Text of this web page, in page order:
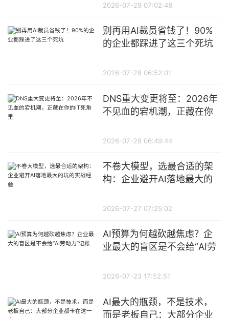
2026-07-29 07:02:48
别再用AI裁员省钱了！90%
的企业都踩进了这三个死坑
2026-07-28 06:52:01
DNS重大变更将至：2026年
不见血的宕机潮，正藏在你
2026-07-28 06:49:44
不卷大模型，选最合适的架
构：企业避开AI落地最大的
2026-07-27 07:25:02
AI预算为何越砍越焦虑？企
业最大的盲区是不会给“AI劳
2026-07-23 17:52:51
AI最大的瓶颈，不是技术，
而是老板自己：大部分企业